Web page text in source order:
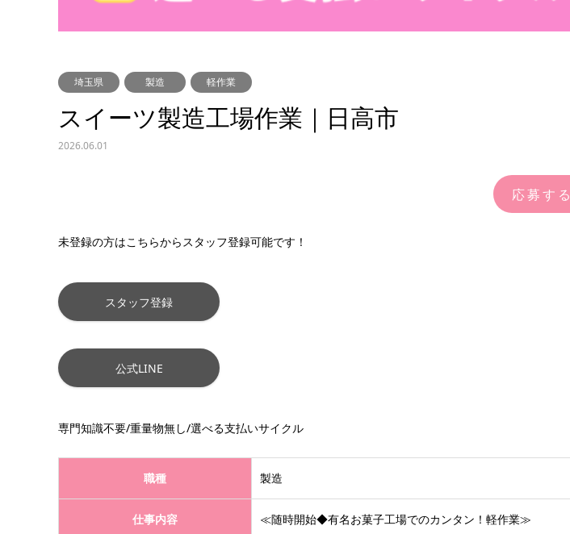
埼玉県 製造 軽作業
スイーツ製造工場作業｜日高市
2026.06.01
応募する
未登録の方はこちらからスタッフ登録可能です！
スタッフ登録
公式LINE
専門知識不要/重量物無し/選べる支払いサイクル
職種 製造
仕事内容
≪随時開始◆有名お菓子工場でのカンタン！軽作業≫